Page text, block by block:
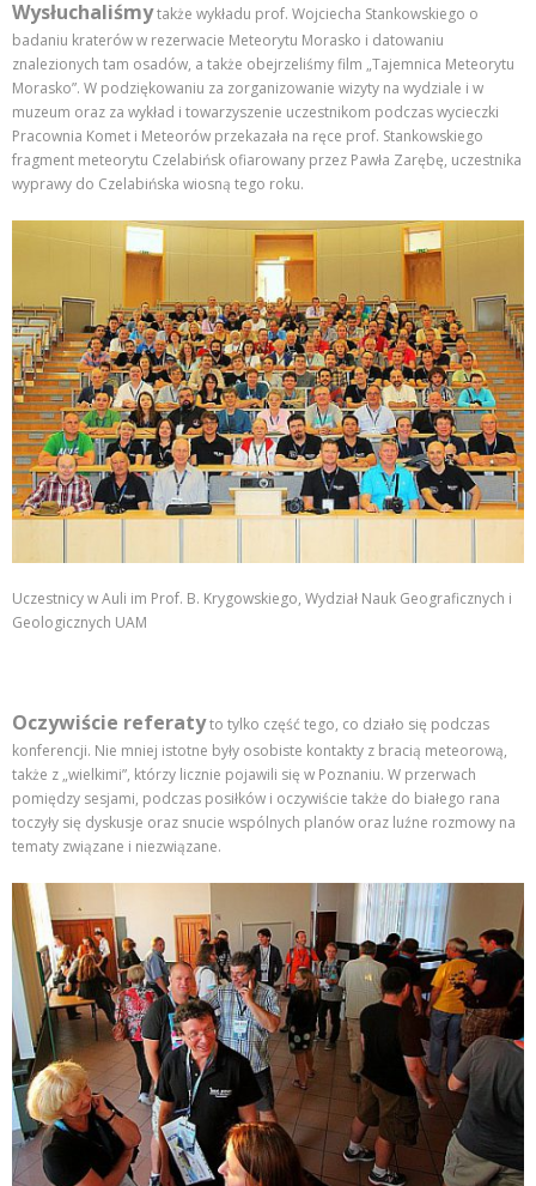
Wysłuchaliśmytakże wykładu prof. Wojciecha Stankowskiego o
badaniu kraterów w rezerwacie Meteorytu Morasko i datowaniu
znalezionych tam osadów, a także obejrzeliśmy film „Tajemnica Meteorytu
Morasko”. W podziękowaniu za zorganizowanie wizyty na wydziale i w
muzeum oraz za wykład i towarzyszenie uczestnikom podczas wycieczki
Pracownia Komet i Meteorów przekazała na ręce prof. Stankowskiego
fragment meteorytu Czelabińsk ofiarowany przez Pawła Zarębę, uczestnika
wyprawy do Czelabińska wiosną tego roku.
Uczestnicy w Auli im Prof. B. Krygowskiego, Wydział Nauk Geograficznych i
Geologicznych UAM
Oczywiście referatyto tylko część tego, co działo się podczas
konferencji. Nie mniej istotne były osobiste kontakty z bracią meteorową,
także z „wielkimi”, którzy licznie pojawili się w Poznaniu. W przerwach
pomiędzy sesjami, podczas posiłków i oczywiście także do białego rana
toczyły się dyskusje oraz snucie wspólnych planów oraz luźne rozmowy na
tematy związane i niezwiązane.